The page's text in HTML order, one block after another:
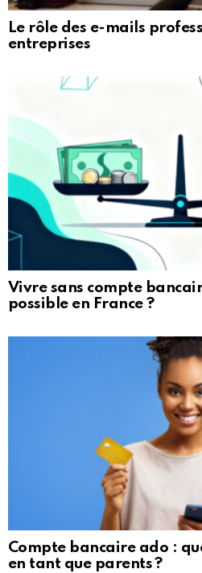
Le rôle des e-mails
entreprises
Vivre sans compte
possible en France ?
Compte bancaire ado :
en tant que parents ?